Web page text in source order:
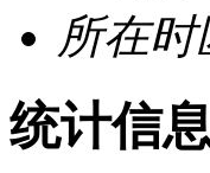
所在时
统计信